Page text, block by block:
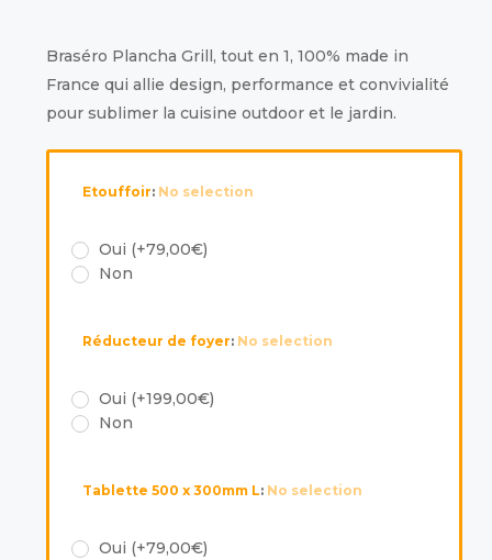
Braséro Plancha Grill, tout en 1, 100% made in
France qui allie design, performance et convivialité
pour sublimer la cuisine outdoor et le jardin.
Etouffoir: No selection
Oui (+79,00€)
Non
Réducteur de foyer: No selection
Oui (+199,00€)
Non
Tablette 500 x 300mm L: No selection
Oui (+79,00€)